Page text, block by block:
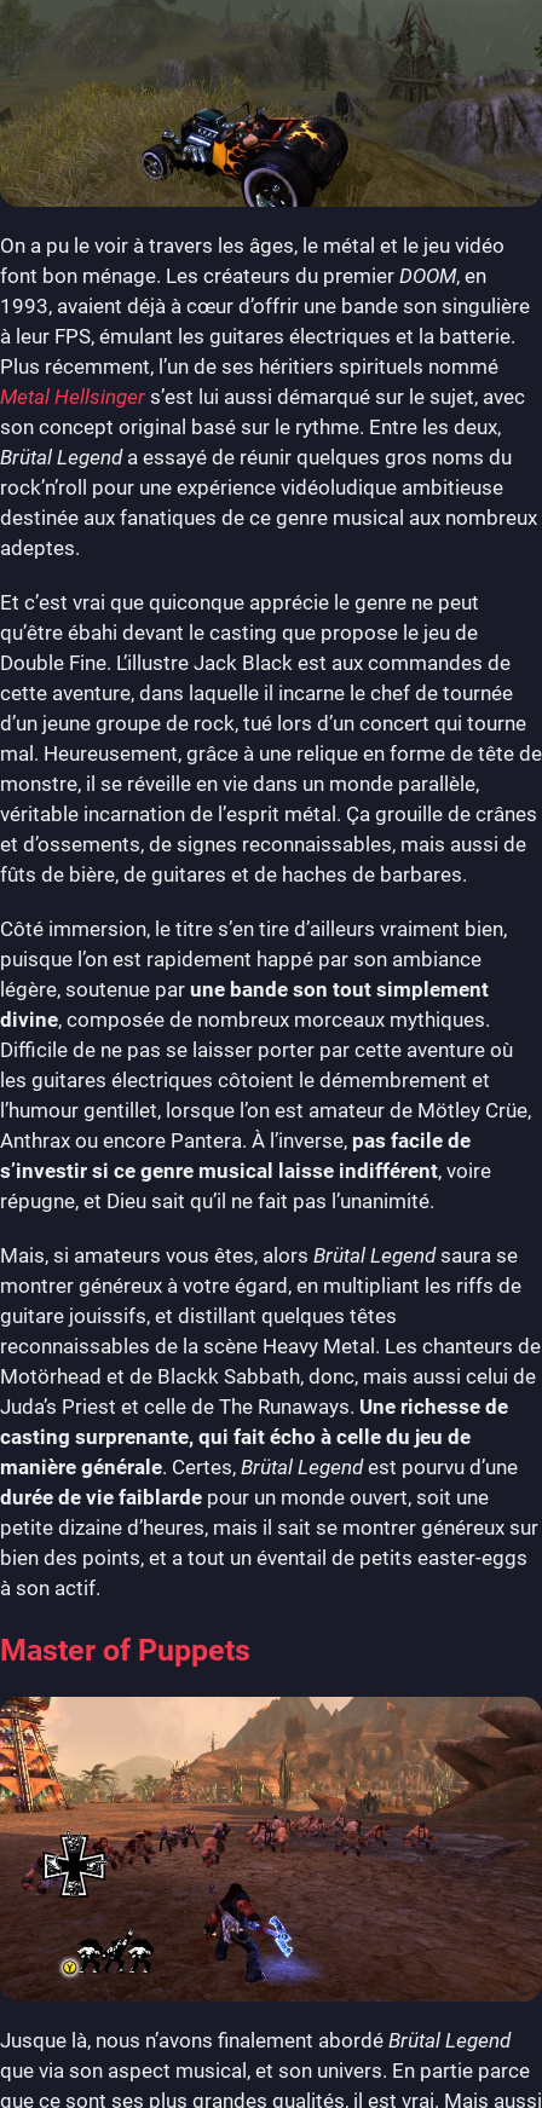
On a pu le voir à travers les âges, le métal et le jeu vidéo
font bon ménage. Les créateurs du premier DOOM, en
1993, avaient déjà à cœur d’offrir une bande son singulière
à leur FPS, émulant les guitares électriques et la batterie.
Plus récemment, l’un de ses héritiers spirituels nommé
Metal Hellsinger s’est lui aussi démarqué sur le sujet, avec
son concept original basé sur le rythme. Entre les deux,
Brütal Legenda essayé de réunir quelques gros noms du
rock’n’roll pour une expérience vidéoludique ambitieuse
destinée aux fanatiques de ce genre musical aux nombreux
adeptes.
Et c’est vrai que quiconque apprécie le genre ne peut
qu’être ébahi devant le casting que propose le jeu de
Double Fine. L’illustre Jack Black est aux commandes de
cette aventure, dans laquelle il incarne le chef de tournée
d’un jeune groupe de rock, tué lors d’un concert qui tourne
mal. Heureusement, grâce à une relique en forme de tête de
monstre, il se réveille en vie dans un monde parallèle,
véritable incarnation de l’esprit métal. Ça grouille de crânes
et d’ossements, de signes reconnaissables, mais aussi de
fûts de bière, de guitares et de haches de barbares.
Côté immersion, le titre s’en tire d’ailleurs vraiment bien,
puisque l’on est rapidement happé par son ambiance
légère, soutenue par une bande son tout simplement
divine, composée de nombreux morceaux mythiques.
Difficile de ne pas se laisser porter par cette aventure où
les guitares électriques côtoient le démembrement et
l’humour gentillet, lorsque l’on est amateur de Mötley Crüe,
Anthrax ou encore Pantera. À l’inverse, pas facile de
s’investir si ce genre musical laisse indifférent, voire
répugne, et Dieu sait qu’il ne fait pas l’unanimité.
Mais, si amateurs vous êtes, alors Brütal Legendsaura se
montrer généreux à votre égard, en multipliant les riffs de
guitare jouissifs, et distillant quelques têtes
reconnaissables de la scène Heavy Metal. Les chanteurs de
Motörhead et de Blackk Sabbath, donc, mais aussi celui de
Juda’s Priest et celle de The Runaways. Une richesse de
casting surprenante, qui fait écho à celle du jeu de
manière générale. Certes, Brütal Legendest pourvu d’une
durée de vie faiblarde pour un monde ouvert, soit une
petite dizaine d’heures, mais il sait se montrer généreux sur
bien des points, et a tout un éventail de petits easter-eggs
à son actif.
Master of Puppets
Jusque là, nous n’avons finalement abordé Brütal Legend
que via son aspect musical, et son univers. En partie parce
que ce sont ses plus grandes qualités, il est vrai. Mais aussi